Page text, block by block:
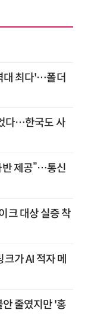
대 최다'…폴더
다…한국도 사
반 제공”…통신
크 대상 실증 착
가 AI 적자 메
줄였지만 '홍